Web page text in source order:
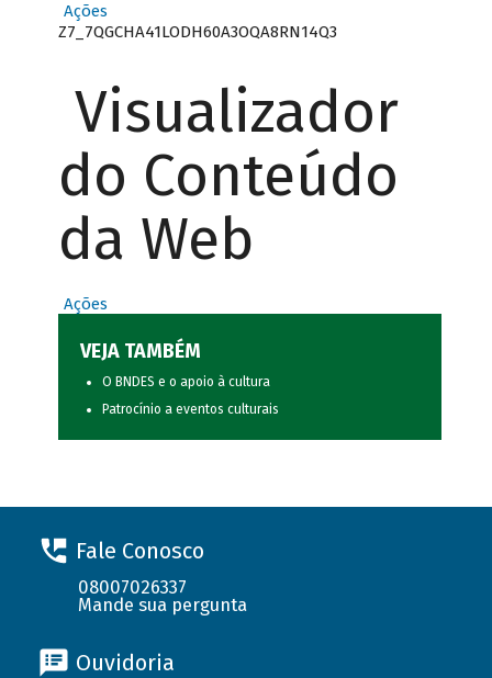
Ações
Z7_7QGCHA41LODH60A3OQA8RN14Q3
Visualizador
do Conteúdo
da Web
Ações
VEJA TAMBÉM
O BNDES e o apoio à cultura
Patrocínio a eventos culturais
Fale Conosco
08007026337
Mande sua pergunta
Ouvidoria